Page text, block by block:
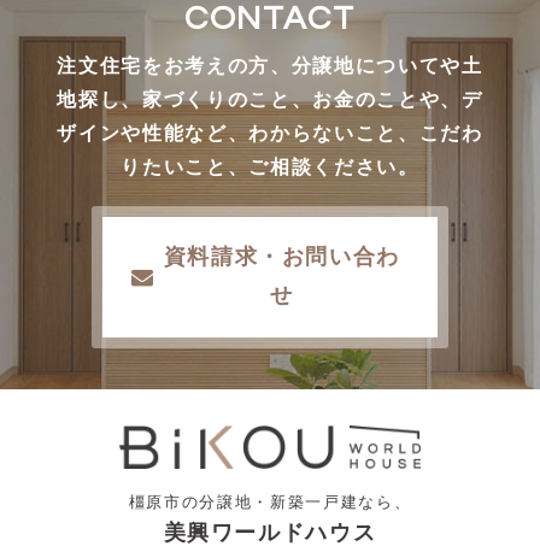
CONTACT
注文住宅をお考えの方、分譲地についてや土
地探し、家づくりのこと、お金のことや、デ
ザインや性能など、わからないこと、こだわ
りたいこと、ご相談ください。
資料請求・お問い合わ
せ
橿原市の分譲地・新築一戸建なら、
美興ワールドハウス